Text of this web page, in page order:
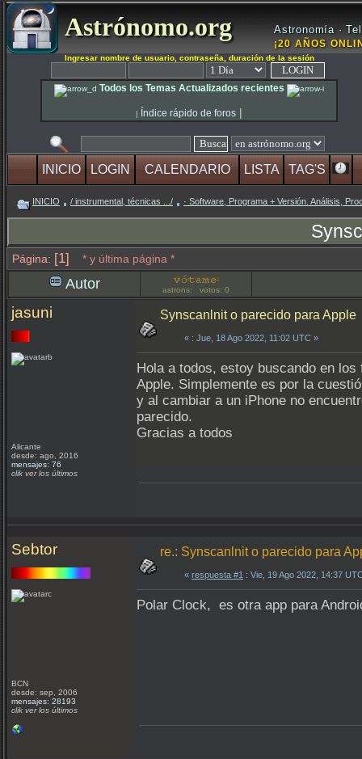
Astrónomo.org Astronomía ·
¡20 AÑOS
Ingresar nombre de usuario, contraseña, duración de la sesión
Todos los Temas Actualizados recientes
| Índice rápido de foros |
INICIO LOGIN CALENDARIO LISTA TAG'S
INICIO / instrumental, técnicas .../ · Software, Programa + Versión. Análisis,
Página: [1] * y última página *
Autor astrons: votos: 0
jasuni
Alicante
desde: ago, 2016
mensajes: 76
clik ver los últimos
Synscanlnit o parecido para Apple
« : Jue, 18 Ago 2022, 11:02 UTC »
Hola a todos, estoy buscando en
Apple. Simplemente es por la
y al cambiar a un iPhone no
parecido.
Gracias a todos
Sebtor
BCN
desde: sep, 2006
mensajes: 28193
clik ver los últimos
re.: Synscanlnit o parecido para
« respuesta #1 : Vie, 19 Ago 2022, 14:37
Polar Clock, es otra app para